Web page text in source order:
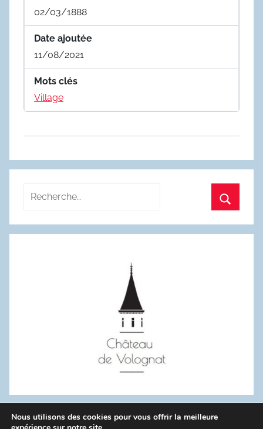
02/03/1888
Date ajoutée
11/08/2021
Mots clés
Village
Recherche
:
WordPress Theme: Donovan by ThemeZee.
Nous utilisons des cookies pour vous offrir la meilleure